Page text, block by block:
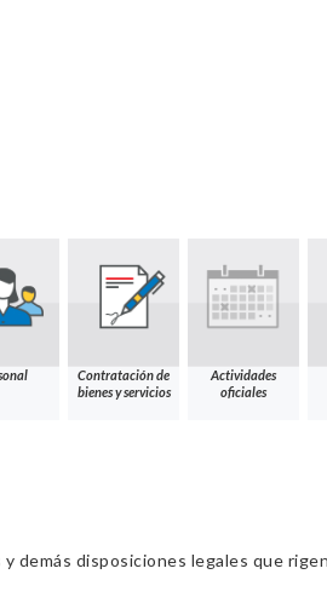
Contratación de
bienes y servicios
Actividades
oficiales
demás disposiciones legales que